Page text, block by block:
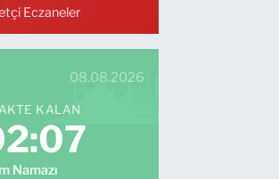
Yol Tarifi Al
Eczaneler
08.08.2026
KALAN
Namazı